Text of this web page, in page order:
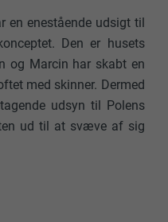
en enestående udsigt til
Den er husets
og Marcin har skabt en
med skinner. Dermed
udsyn til Polens
ud til at svæve af sig